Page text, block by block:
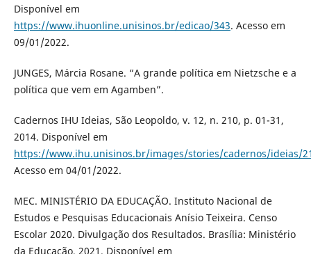
Disponível em
https://www.ihuonline.unisinos.br/edicao/343. Acesso em
09/01/2022.
JUNGES, Márcia Rosane. “A grande política em Nietzsche e a
política que vem em Agamben”.
Cadernos IHU Ideias, São Leopoldo, v. 12, n. 210, p. 01-31,
2014. Disponível em
https://www.ihu.unisinos.br/images/stories/cadernos/ideias/
Acesso em 04/01/2022.
MEC. MINISTÉRIO DA EDUCAÇÃO. Instituto Nacional de
Estudos e Pesquisas Educacionais Anísio Teixeira. Censo
Escolar 2020. Divulgação dos Resultados. Brasília: Ministério
da Educação, 2021. Disponível em